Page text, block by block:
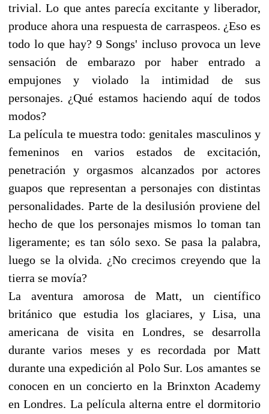
trivial. Lo que antes parecía excitante y liberador,
produce ahora una respuesta de carraspeos. ¿Eso es
todo lo que hay? 9 Songs' incluso provoca un leve
sensación de embarazo por haber entrado a
empujones y violado la intimidad de sus
personajes. ¿Qué estamos haciendo aquí de todos
modos?
La película te muestra todo: genitales masculinos y
femeninos en varios estados de excitación,
penetración y orgasmos alcanzados por actores
guapos que representan a personajes con distintas
personalidades. Parte de la desilusión proviene del
hecho de que los personajes mismos lo toman tan
ligeramente; es tan sólo sexo. Se pasa la palabra,
luego se la olvida. ¿No crecimos creyendo que la
tierra se movía?
La aventura amorosa de Matt, un científico
británico que estudia los glaciares, y Lisa, una
americana de visita en Londres, se desarrolla
durante varios meses y es recordada por Matt
durante una expedición al Polo Sur. Los amantes se
conocen en un concierto en la Brinxton Academy
en Londres. La película alterna entre el dormitorio